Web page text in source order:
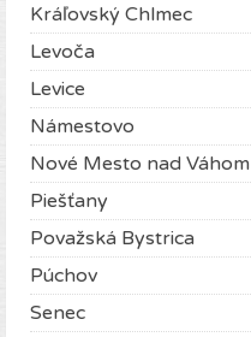
Kráľovský Chlmec
Levoča
Levice
Námestovo
Nové Mesto nad Váhom
Piešťany
Považská Bystrica
Púchov
Senec